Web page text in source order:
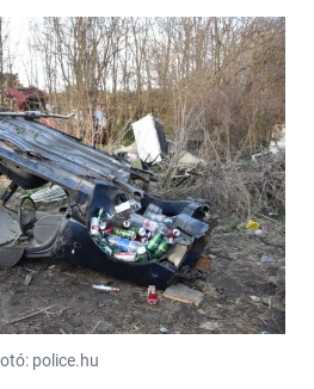
police.hu